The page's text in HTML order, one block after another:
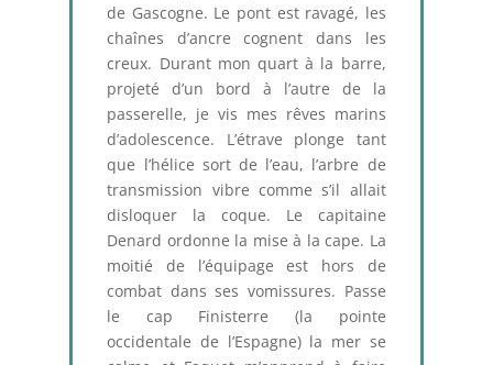
de Gascogne. Le pont est ravagé, les
chaînes d’ancre cognent dans les
creux. Durant mon quart à la barre,
projeté d’un bord à l’autre de la
passerelle, je vis mes rêves marins
d’adolescence. L’étrave plonge tant
que l’hélice sort de l’eau, l’arbre de
transmission vibre comme s’il allait
disloquer la coque. Le capitaine
Denard ordonne la mise à la cape. La
moitié de l’équipage est hors de
combat dans ses vomissures. Passe
le cap Finisterre (la pointe
occidentale de l’Espagne) la mer se